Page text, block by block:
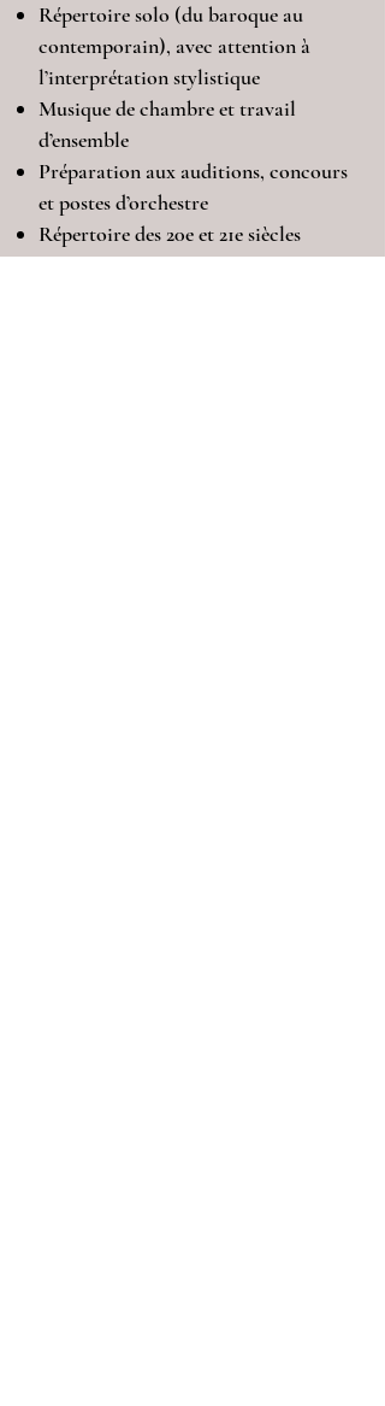
Répertoire solo (du baroque au
contemporain), avec attention à
l’interprétation stylistique
Musique de chambre et travail
d’ensemble
Préparation aux auditions, concours
et postes d’orchestre
Répertoire des 20e et 21e siècles
Développement artistique,